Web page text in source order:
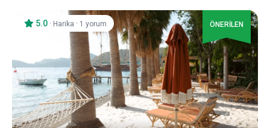
5.0 · Harika · 1 yorum ÖNERİLEN